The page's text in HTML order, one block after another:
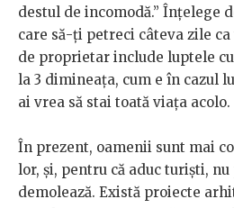
destul de incomodă.” Înțelege
care să-ți petreci câteva zile
de proprietar include luptele
la 3 dimineața, cum e în cazul
ai vrea să stai toată viața acolo.
În prezent, oamenii sunt mai
lor, și, pentru că aduc turiști,
demolează. Există proiecte